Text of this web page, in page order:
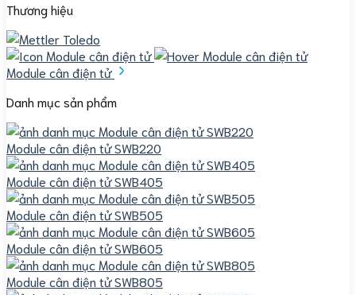
Thương hiệu
Module cân điện tử
Danh mục sản phẩm
Module cân điện tử SWB220
Module cân điện tử SWB405
Module cân điện tử SWB505
Module cân điện tử SWB605
Module cân điện tử SWB805